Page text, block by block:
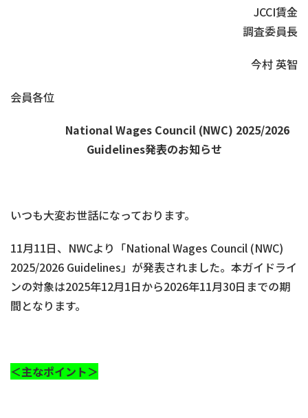
JCCI賃金
調査委員長
今村 英智
会員各位
National Wages Council (NWC) 2025/2026
Guidelines発表のお知らせ
いつも大変お世話になっております。
11月11日、NWCより「National Wages Council (NWC)
2025/2026 Guidelines」が発表されました。本ガイドライ
ンの対象は2025年12月1日から2026年11月30日までの期
間となります。
＜主なポイント＞